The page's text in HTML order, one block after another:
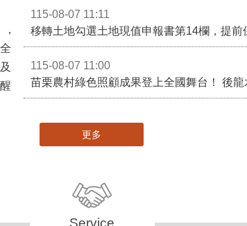
115-08-07 11:11
移轉土地勾選土地現值申報書第14欄，提前
115-08-07 11:00
更多